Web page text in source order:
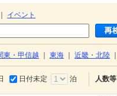
イベント
東・甲信越 東海 近畿・北陸
日付未定 泊 人数等